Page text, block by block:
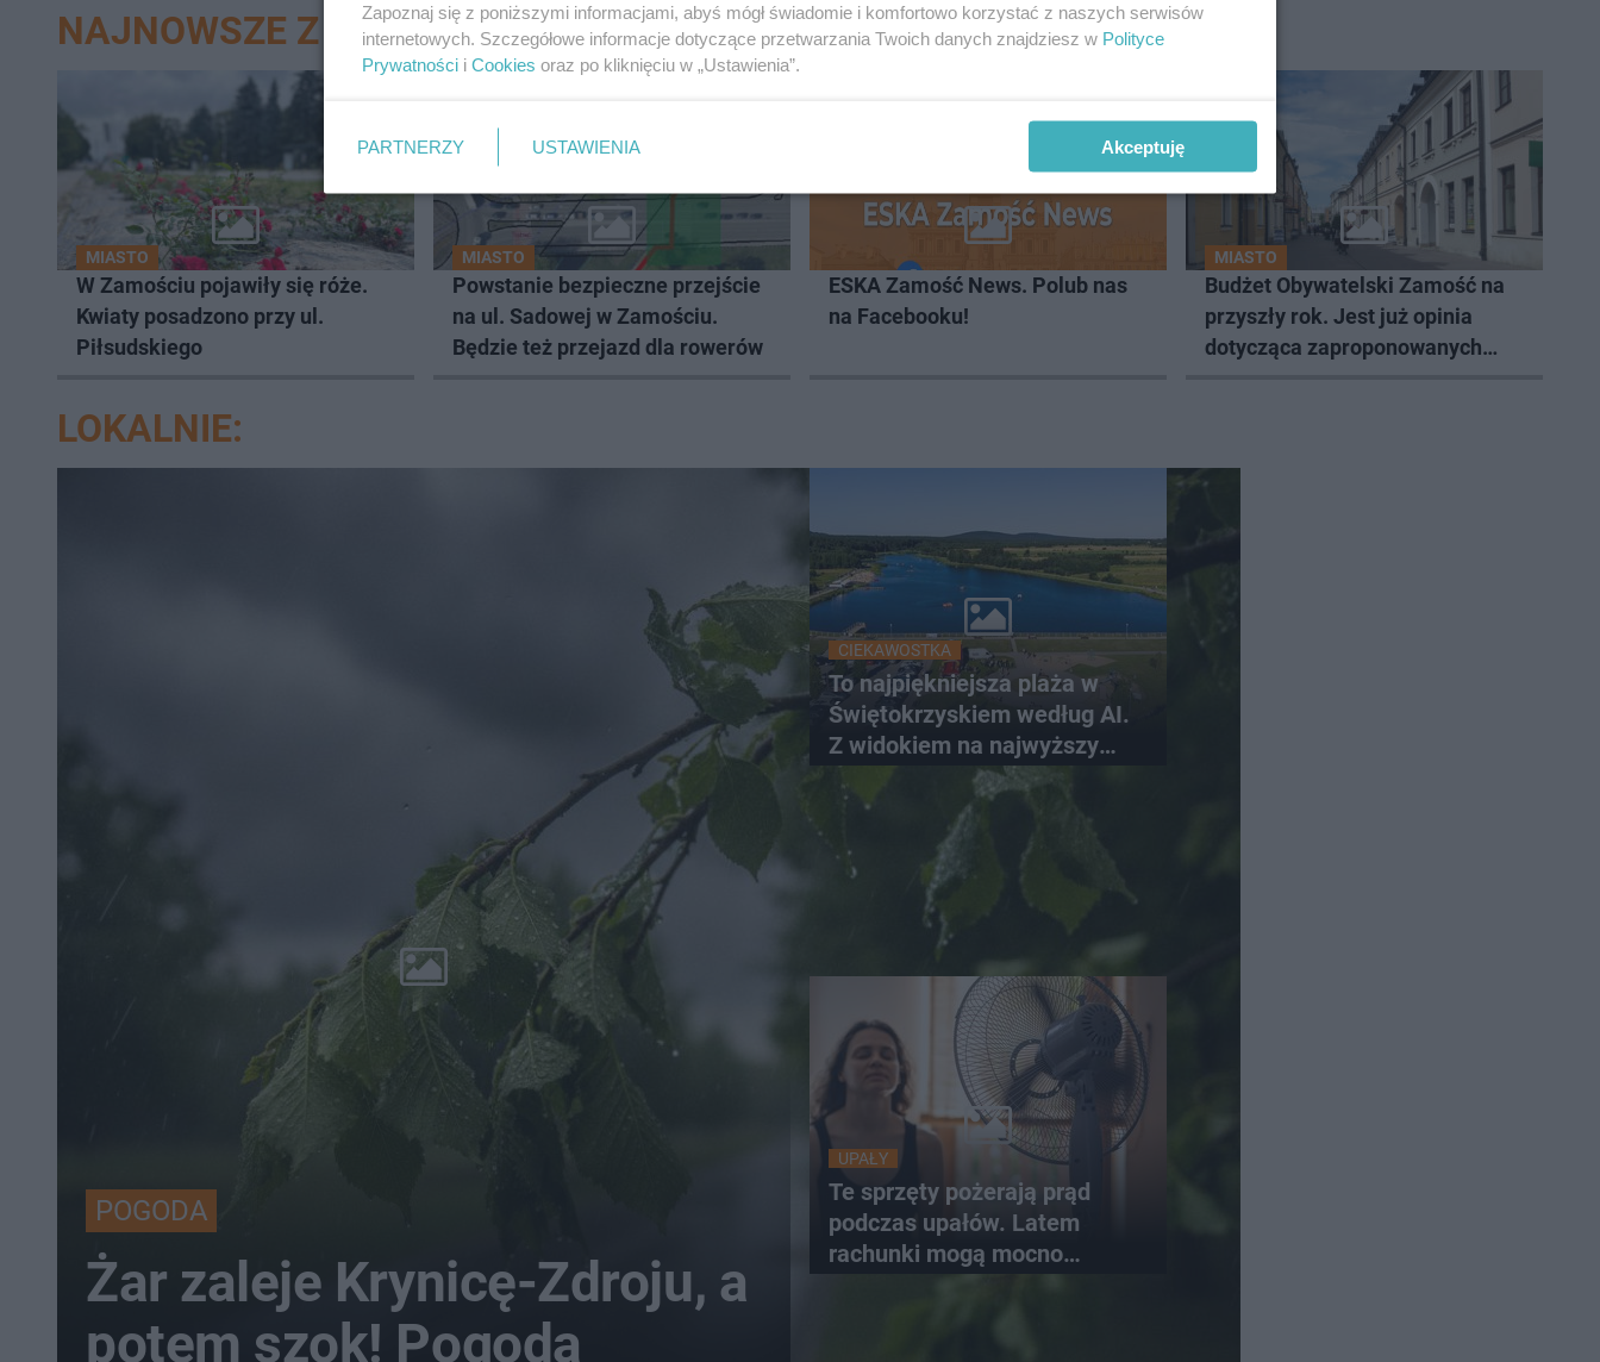
NAJNOWSZE Z DZIAŁU ZAMOŚĆ
MIASTO
W Zamościu pojawiły się róże.
Kwiaty posadzono przy ul.
Piłsudskiego
MIASTO
Powstanie bezpieczne przejście
na ul. Sadowej w Zamościu.
Będzie też przejazd dla rowerów
ESKA Zamość News. Polub nas
na Facebooku!
MIASTO
Budżet Obywatelski Zamość na
przyszły rok. Jest już opinia
dotycząca zaproponowanych
LOKALNIE:
POGODA
Żar zaleje Krynicę-Zdroju, a
potem szok! Pogoda
CIEKAWOSTKA
To najpiękniejsza plaża w
Świętokrzyskiem według AI.
Z widokiem na najwyższy
szczyt Gór Świętokrzyskich
UPAŁY
Te sprzęty pożerają prąd
podczas upałów. Latem
rachunki mogą mocno
Zapoznaj się z poniższymi informacjami, abyś mógł świadomie i komfortowo korzystać z naszych serwisów
internetowych. Szczegółowe informacje dotyczące przetwarzania Twoich danych znajdziesz w Polityce
Prywatności i Cookies oraz po kliknięciu w „Ustawienia”.
PARTNERZY USTAWIENIA Akceptuję